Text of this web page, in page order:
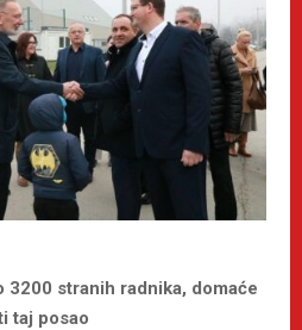
3200 stranih radnika, domaće
taj posao